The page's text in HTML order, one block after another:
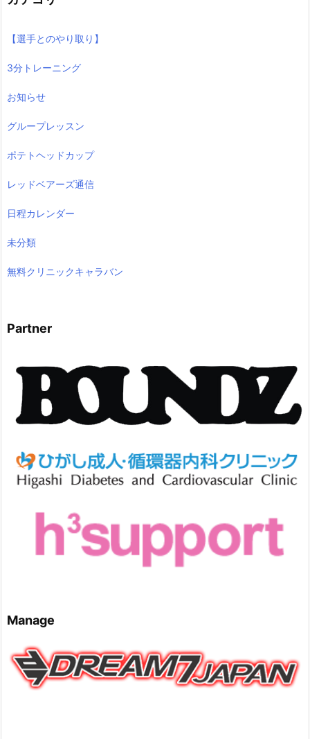
【選手とのやり取り】
3分トレーニング
お知らせ
グループレッスン
ポテトヘッドカップ
レッドベアーズ通信
日程カレンダー
未分類
無料クリニックキャラバン
Partner
Manage